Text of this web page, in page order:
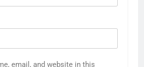
email, and website in this